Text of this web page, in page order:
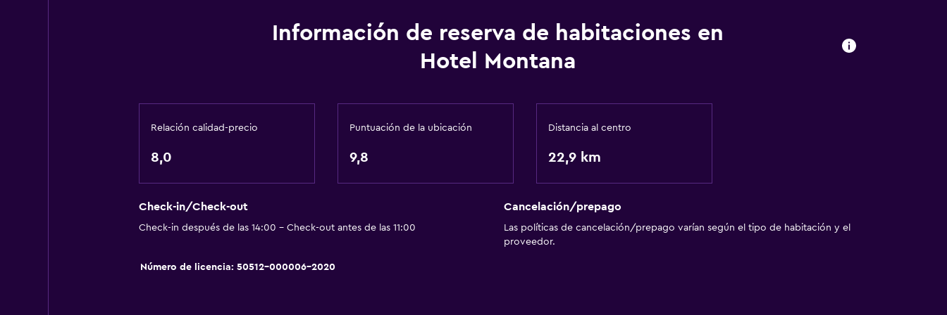
Información de reserva de habitaciones en
Hotel Montana
Relación calidad-precio
8,0
Puntuación de la ubicación
9,8
Distancia al centro
22,9 km
Check-in/Check-out
Check-in después de las 14:00 - Check-out antes de las 11:00
Cancelación/prepago
Las políticas de cancelación/prepago varían según el tipo de habitación y el
proveedor.
Número de licencia: 50512-000006-2020